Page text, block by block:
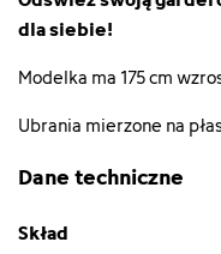
dla siebie!
Modelka ma 175 cm
Ubrania mierzone na
Dane techniczne
Skład